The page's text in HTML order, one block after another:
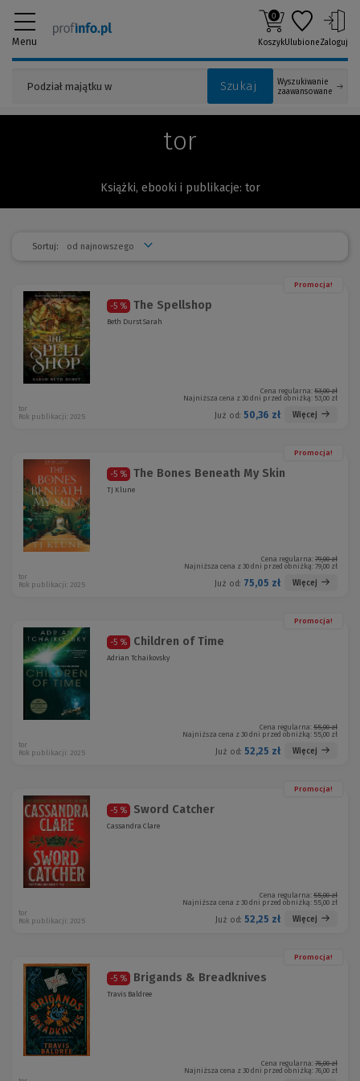
Menu
Szukaj
Wyszukiwanie
zaawansowane
0
KoszykUlubioneZaloguj
tor
Książki, ebooki i publikacje: tor
Sortuj:
Promocja!
-5 % The Spellshop
Beth Durst Sarah
Cena regularna: 53,00 zł
Najniższa cena z 30 dni przed obniżką: 53,00 zł
Już od: 50,36 zł Więcej
tor
Rok publikacji: 2025
Promocja!
-5 % The Bones Beneath My Skin
TJ Klune
Cena regularna: 79,00 zł
Najniższa cena z 30 dni przed obniżką: 79,00 zł
Już od: 75,05 zł Więcej
tor
Rok publikacji: 2025
Promocja!
-5 % Children of Time
Adrian Tchaikovsky
Cena regularna: 55,00 zł
Najniższa cena z 30 dni przed obniżką: 55,00 zł
Już od: 52,25 zł Więcej
tor
Rok publikacji: 2025
Promocja!
-5 % Sword Catcher
Cassandra Clare
Cena regularna: 55,00 zł
Najniższa cena z 30 dni przed obniżką: 55,00 zł
Już od: 52,25 zł Więcej
tor
Rok publikacji: 2025
Promocja!
-5 % Brigands & Breadknives
Travis Baldree
Cena regularna: 76,00 zł
Najniższa cena z 30 dni przed obniżką: 76,00 zł